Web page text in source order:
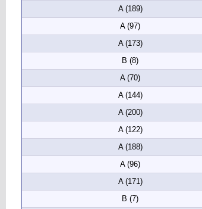
A (189)
A (97)
A (173)
B (8)
A (70)
A (144)
A (200)
A (122)
A (188)
A (96)
A (171)
B (7)